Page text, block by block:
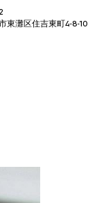
東灘区住吉東町4-8-10